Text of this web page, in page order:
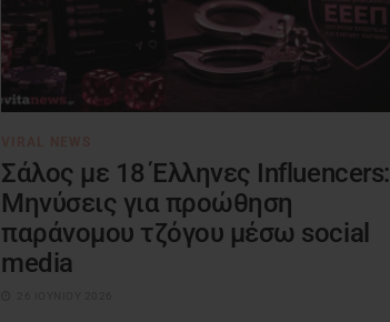
Σάλος με 18 Έλληνες Influencers:
Μηνύσεις για προώθηση
παράνομου τζόγου μέσω social
media